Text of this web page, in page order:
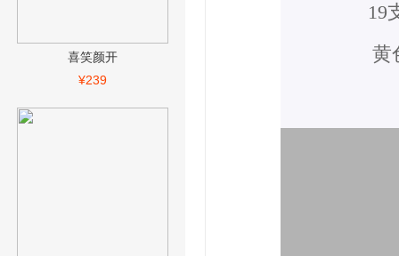
喜笑颜开
¥239
19
黄